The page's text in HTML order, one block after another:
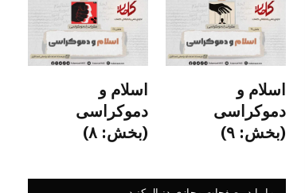
اسلام و
دموکراسی
(بخش: ۹)
اسلام و
دموکراسی
(بخش: ۸)